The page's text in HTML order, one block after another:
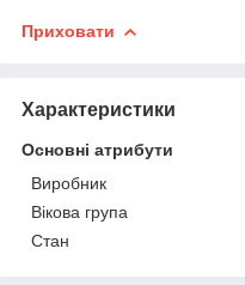
Приховати
Характеристики
Основні атрибути
Виробник
Вікова група
Стан